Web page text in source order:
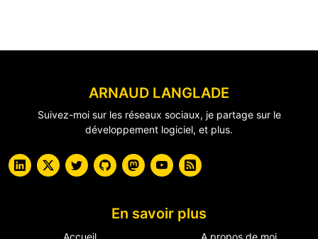
ARNAUD LANGLADE
Suivez-moi sur les réseaux sociaux, je partage sur le
développement logiciel, et plus.
En savoir plus
Accueil A propos de moi